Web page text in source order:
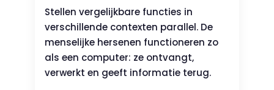
Stellen vergelijkbare functies in
verschillende contexten parallel. De
menselijke hersenen functioneren zo
als een computer: ze ontvangt,
verwerkt en geeft informatie terug.